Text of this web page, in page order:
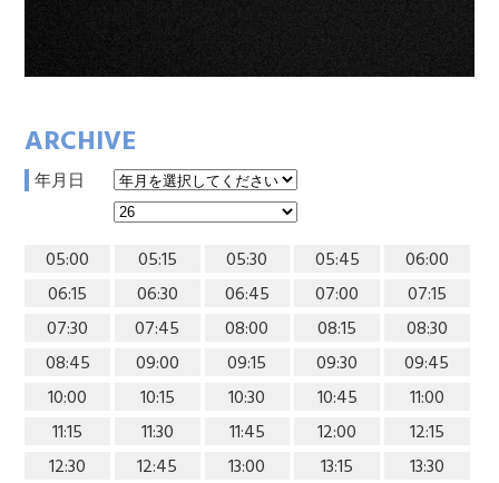
ARCHIVE
年月日
05:00 05:15 05:30 05:45
06:00
06:15
06:30 06:45 07:00
07:15
07:30
07:45 08:00 08:15
08:30
08:45
09:00 09:15 09:30
09:45
10:00
10:15 10:30 10:45
11:00
11:15
11:30 11:45 12:00
12:15
12:30
12:45 13:00 13:15
13:30